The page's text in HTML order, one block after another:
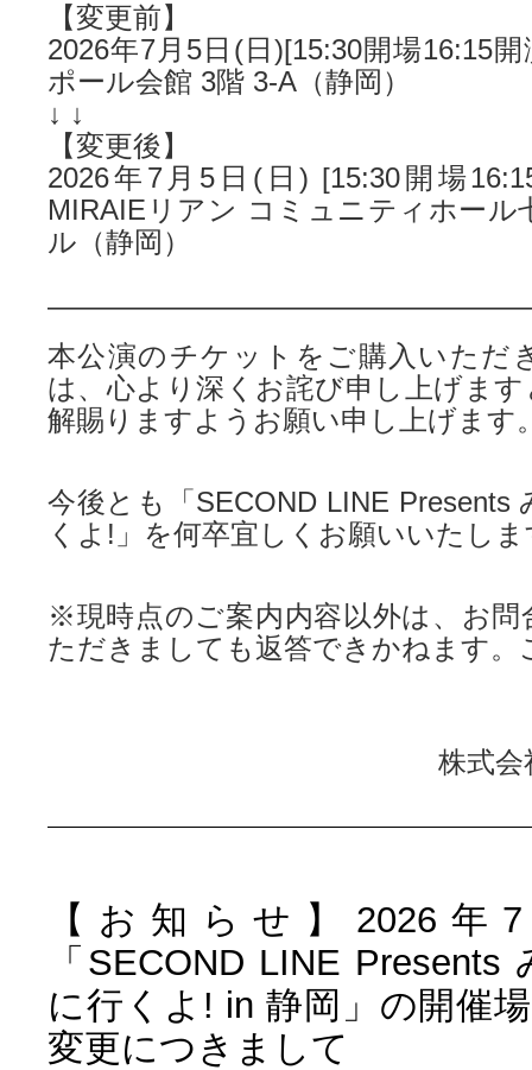
【変更前】
2026年7月5日(日)[15:30開場16:15
ポール会館 3階 3-A（静岡）
↓ ↓
【変更後】
2026年7月5日(日) [15:30開場
MIRAIEリアン コミュニティホール
ル（静岡）
本公演のチケットをご購入いただ
は、心より深くお詫び申し上げま
解賜りますようお願い申し上げます
今後とも「SECOND LINE Presents
くよ!」を何卒宜しくお願いいたしま
※現時点のご案内内容以外は、お問
ただきましても返答できかねます。
株式
【お知らせ】2026年
「SECOND LINE
に行くよ! in 静岡」の開催
変更につきまして